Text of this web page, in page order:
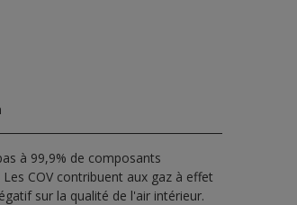
à 99,9% de composants
COV contribuent aux gaz à effet
sur la qualité de l'air intérieur.